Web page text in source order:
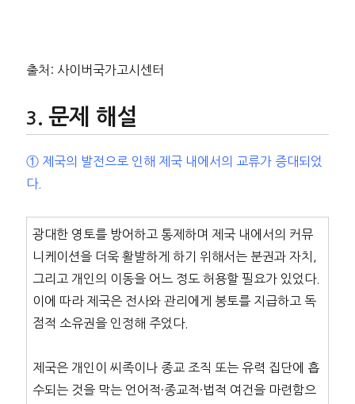
출처: 사이버국가고시센터
문제 해설
① 제국의 발전으로 인해 제국 내에서의 교류가 증대되었
다.
광대한 영토를 방어하고 통제하며 제국 내에서의 커뮤
니케이션을 더욱 활발하게 하기 위해서는 분권과 자치,
그리고 개인의 이동을 어느 정도 허용할 필요가 있었다.
이에 따라 제국은 전사와 관리에게 봉토를 지급하고 독
점적 소유권을 인정해 주었다.
제국은 개인이 씨족이나 종교 조직 또는 유력 집단에 흡
수되는 것을 막는 언어적·종교적·법적 여건을 마련함으